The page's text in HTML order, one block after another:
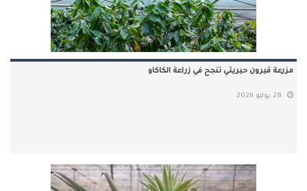
مزرعة قيرون حيريتي تنجح في زراعة الكاكاو
28 يوليو 2026